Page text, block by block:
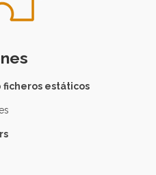
ficheros estáticos